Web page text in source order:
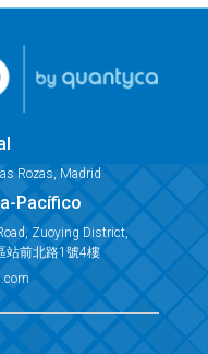
Rozas, Madrid
Pacífico
Zuoying District,
站前北路1號4樓